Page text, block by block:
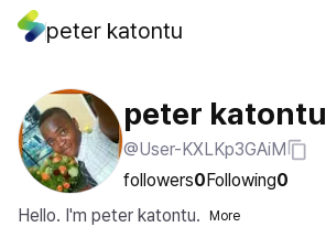
peter katontu
peter katontu
@User-KXLKp3GAiM
followers0Following0
Hello. I'm peter katontu.
More